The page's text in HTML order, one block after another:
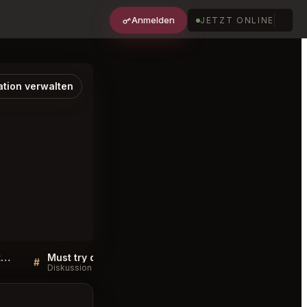
Anmelden JETZT ONLINE
verwalten
Sellers QA for Arethusa al tavolo Litchfield # Diskussion